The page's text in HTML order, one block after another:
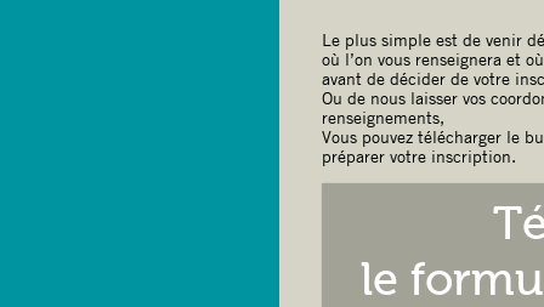
Le plus simple est de venir
où l’on vous renseignera et
avant de décider de votre
Ou de nous laisser vos
renseignements,
Vous pouvez télécharger le
préparer votre inscription.
le